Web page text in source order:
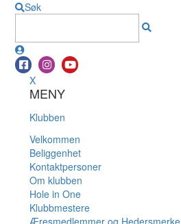
Søk
X
MENY
Klubben
Velkommen
Beliggenhet
Kontaktpersoner
Om klubben
Hole in One
Klubbmestere
Æresmedlemmer og Hedersmerke